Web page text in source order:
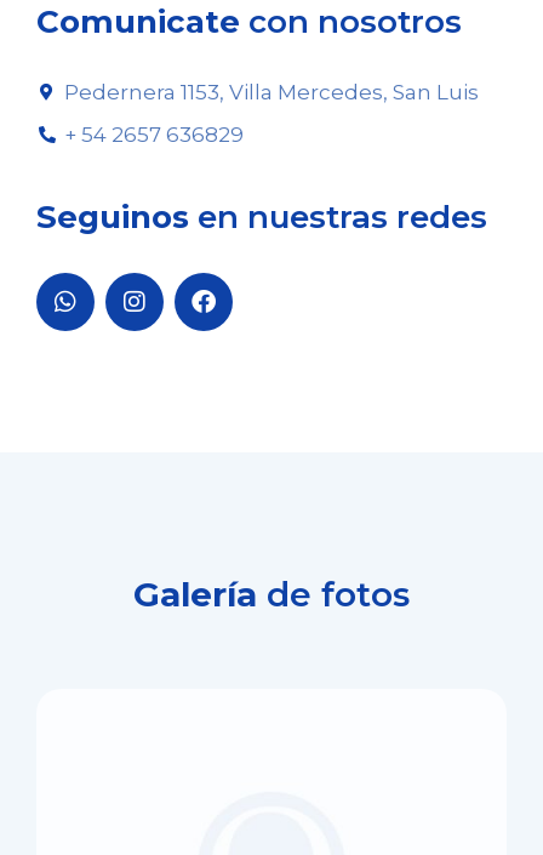
Comunicate con nosotros
Pedernera 1153, Villa Mercedes, San Luis
+ 54 2657 636829
Seguinos en nuestras redes
Galería de fotos